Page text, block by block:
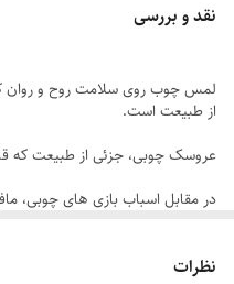
لطفاً پیش از ثبت سفارش، تصاویر
نقد و بررسی
لمس چوب روی سلامت روح و روان
از طبیعت است.
عروسک چوبی، جزئی از طبیعت که
در مقابل اسباب بازی های چوبی،
نظرات